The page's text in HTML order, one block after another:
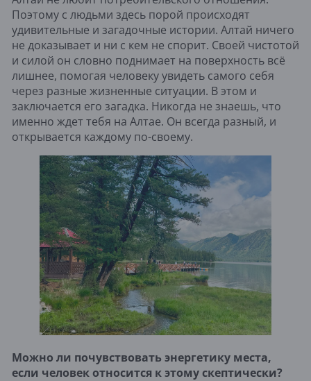
Поэтому с людьми здесь порой происходят
удивительные и загадочные истории. Алтай ничего
не доказывает и ни с кем не спорит. Своей чистотой
и силой он словно поднимает на поверхность всё
лишнее, помогая человеку увидеть самого себя
через разные жизненные ситуации. В этом и
заключается его загадка. Никогда не знаешь, что
именно ждет тебя на Алтае. Он всегда разный, и
открывается каждому по-своему.
Можно ли почувствовать энергетику места,
если человек относится к этому скептически?